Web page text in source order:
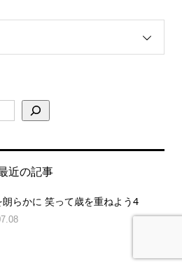
近の記事
朗らかに 笑って歳を重ねよう4